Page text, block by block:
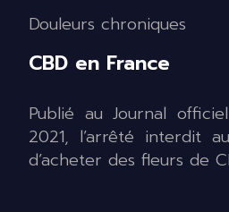
Douleurs chroniques
CBD en France
Publié au Journal
2021, l’arrêté interdit
d’acheter des fleurs de